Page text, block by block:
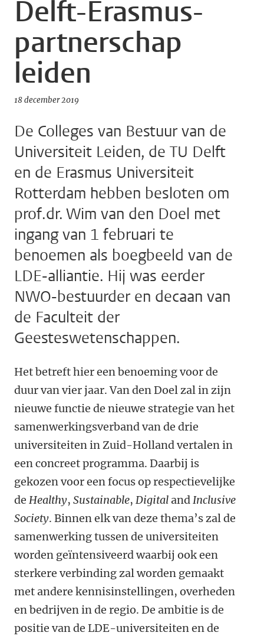
Delft-Erasmus-
partnerschap
leiden
18 december 2019
De Colleges van Bestuur van de
Universiteit Leiden, de TU Delft
en de Erasmus Universiteit
Rotterdam hebben besloten om
prof.dr. Wim van den Doel met
ingang van 1 februari te
benoemen als boegbeeld van de
LDE-alliantie. Hij was eerder
NWO-bestuurder en decaan van
de Faculteit der
Geesteswetenschappen.
Het betreft hier een benoeming voor de
duur van vier jaar. Van den Doel zal in zijn
nieuwe functie de nieuwe strategie van het
samenwerkingsverband van de drie
universiteiten in Zuid-Holland vertalen in
een concreet programma. Daarbij is
gekozen voor een focus op respectievelijke
de Healthy, Sustainable, DigitalandInclusive
Society. Binnen elk van deze thema’s zal de
samenwerking tussen de universiteiten
worden geïntensiveerd waarbij ook een
sterkere verbinding zal worden gemaakt
met andere kennisinstellingen, overheden
en bedrijven in de regio. De ambitie is de
positie van de LDE-universiteiten en de